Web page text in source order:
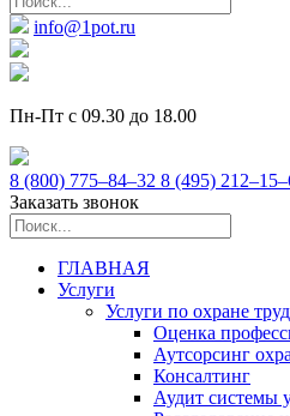
info@1pot.ru
Пн-Пт с 09.30 до 18.00
8 (800) 775–84–32 8 (495)
Заказать звонок
ГЛАВНАЯ
Услуги
Услуги по охране
Оценка
Аутсорсинг
Консалтинг
Аудит системы